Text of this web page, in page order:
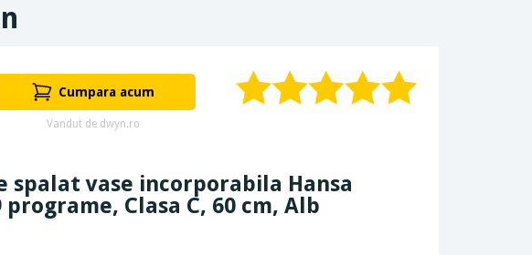
Cumpara acum
Vandut de dwyn.ro
spalat vase incorporabila Hansa
Clasa C, 60 cm, Alb